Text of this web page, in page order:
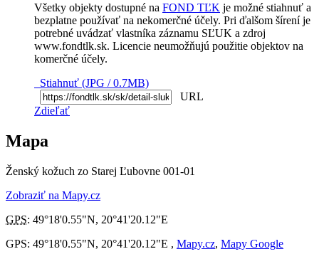
Všetky objekty dostupné na FOND TĽK je možné stiahnuť a
bezplatne používať na nekomerčné účely. Pri ďalšom šírení je
potrebné uvádzať vlastníka záznamu SĽUK a zdroj
www.fondtlk.sk. Licencie neumožňujú použitie objektov na
komerčné účely.
Stiahnuť (JPG / 0.7MB)
URL
Zdieľať
Mapa
Ženský kožuch zo Starej Ľubovne 001-01
Zobraziť na Mapy.cz
GPS: 49°18'0.55"N, 20°41'20.12"E
GPS: 49°18'0.55"N, 20°41'20.12"E , Mapy.cz, Mapy Google